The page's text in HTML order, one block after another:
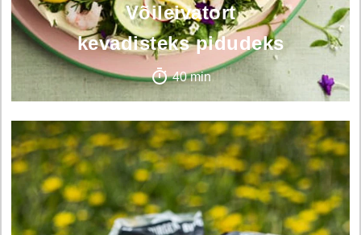
Võileivatort
kevadisteks pidudeks
40 min